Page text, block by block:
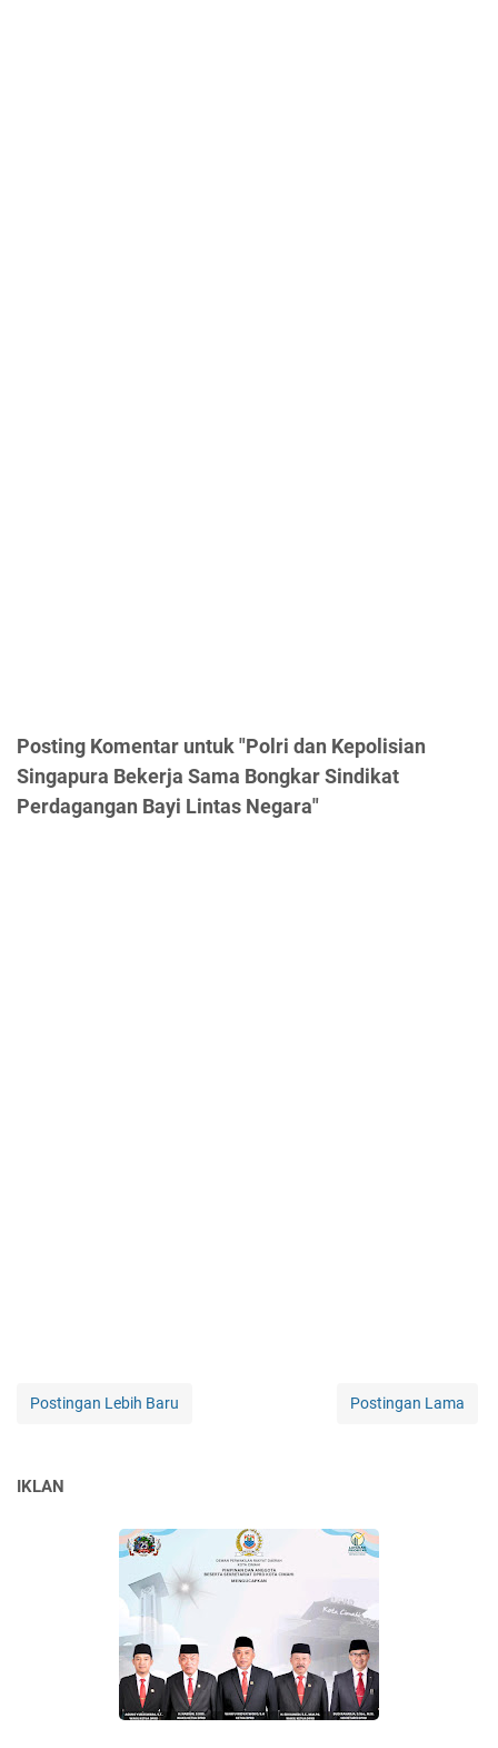
Posting Komentar untuk "Polri dan Kepolisian
Singapura Bekerja Sama Bongkar Sindikat
Perdagangan Bayi Lintas Negara"
Postingan Lebih Baru Postingan Lama
IKLAN